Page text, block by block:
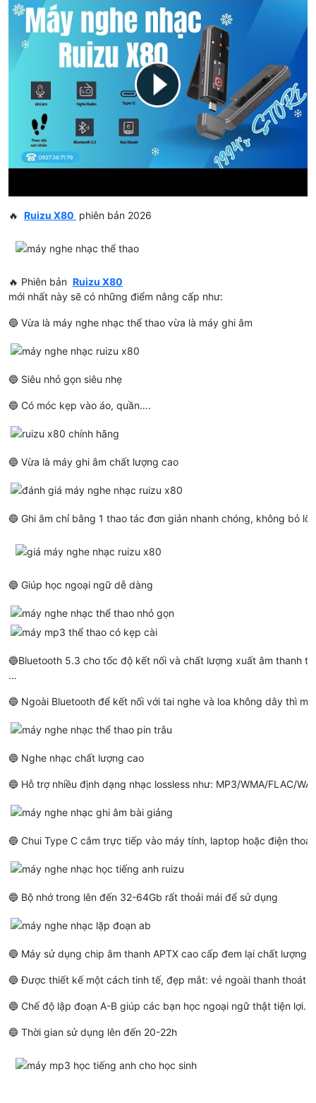
🔥 Ruizu X80 phiên bản 2026
🔥 Phiên bản Ruizu X80
mới nhất này sẽ có những điểm nâng cấp như:
🔵 Vừa là máy nghe nhạc thể thao vừa là máy ghi âm
🔵 Siêu nhỏ gọn siêu nhẹ
🔵 Có móc kẹp vào áo, quần….
🔵 Vừa là máy ghi âm chất lượng cao
🔵 Ghi âm chỉ bằng 1 thao tác đơn giản nhanh chóng, không bỏ
🔵 Giúp học ngoại ngữ dễ dàng
🔵Bluetooth 5.3 cho tốc độ kết nối và chất lượng xuất âm thanh
…
🔵 Ngoài Bluetooth để kết nối với tai nghe và loa không dây thì
🔵 Nghe nhạc chất lượng cao
🔵 Hỗ trợ nhiều định dạng nhạc lossless như: MP3/WMA/FLAC/
🔵 Chui Type C cắm trực tiếp vào máy tính, laptop hoặc điện
🔵 Bộ nhớ trong lên đến 32-64Gb rất thoải mái để sử dụng
🔵 Máy sử dụng chip âm thanh APTX cao cấp đem lại chất lượng
🔵 Được thiết kế một cách tinh tế, đẹp mắt: vẻ ngoài thanh thoát
🔵 Chế độ lập đoạn A-B giúp các bạn học ngoại ngữ thật tiện lợi.
🔵 Thời gian sử dụng lên đến 20-22h